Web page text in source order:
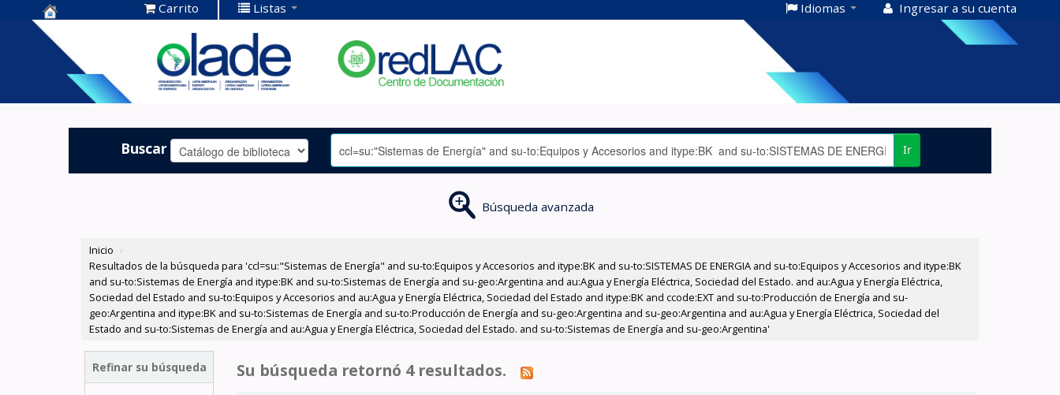
Centro de
Documentación
OLADE -
Carrito Listas Idiomas Ingresar a su cuenta
Buscar Ir
Búsqueda avanzada
Inicio ›
Resultados de la búsqueda para 'ccl=su:"Sistemas de Energía" and su-to:Equipos y Accesorios and itype:BK and su-to:SISTEMAS DE ENERGIA and su-to:Equipos y Accesorios and itype:BK
and su-to:Sistemas de Energía and itype:BK and su-to:Sistemas de Energía and su-geo:Argentina and au:Agua y Energía Eléctrica, Sociedad del Estado. and au:Agua y Energía Eléctrica,
Sociedad del Estado and su-to:Equipos y Accesorios and au:Agua y Energía Eléctrica, Sociedad del Estado and itype:BK and ccode:EXT and su-to:Producción de Energía and su-
geo:Argentina and itype:BK and su-to:Sistemas de Energía and su-to:Producción de Energía and su-geo:Argentina and su-geo:Argentina and au:Agua y Energía Eléctrica, Sociedad del
Estado and su-to:Sistemas de Energía and au:Agua y Energía Eléctrica, Sociedad del Estado. and su-to:Sistemas de Energía and su-geo:Argentina'
Refinar su búsqueda Su búsqueda retornó 4 resultados.